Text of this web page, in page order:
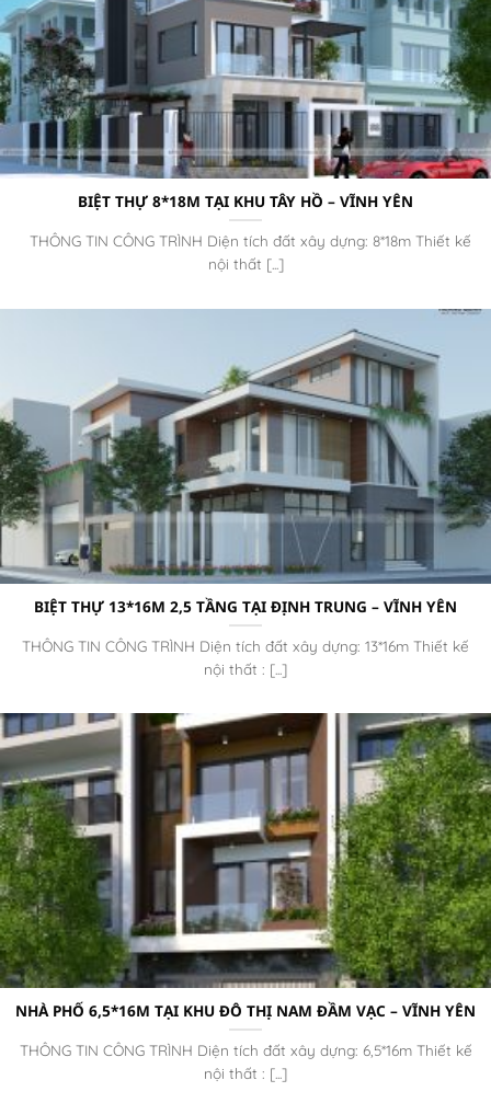
BIỆT THỰ 8*18M TẠI KHU TÂY HỒ – VĨNH YÊN
THÔNG TIN CÔNG TRÌNH Diện tích đất xây dựng: 8*18m Thiết kế
nội thất [...]
BIỆT THỰ 13*16M 2,5 TẦNG TẠI ĐỊNH TRUNG – VĨNH YÊN
THÔNG TIN CÔNG TRÌNH Diện tích đất xây dựng: 13*16m Thiết kế
nội thất : [...]
NHÀ PHỐ 6,5*16M TẠI KHU ĐÔ THỊ NAM ĐẦM VẠC – VĨNH YÊN
THÔNG TIN CÔNG TRÌNH Diện tích đất xây dựng: 6,5*16m Thiết kế
nội thất : [...]